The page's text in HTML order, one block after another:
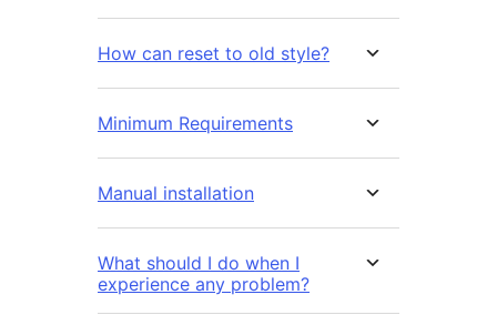
How can reset to old style?
Minimum Requirements
Manual installation
What should I do when I
experience any problem?